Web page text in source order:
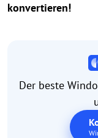
konvertieren!
Der beste